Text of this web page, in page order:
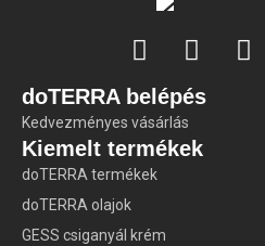
doTERRA belépés
Kedvezményes vásárlás
Kiemelt termékek
doTERRA termékek
doTERRA olajok
GESS csiganyál krém